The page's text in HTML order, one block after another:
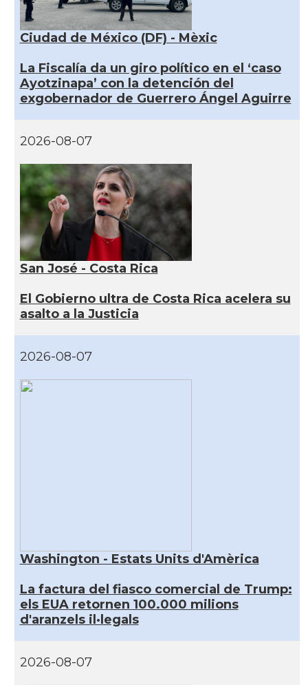
Ciudad de México (DF) - Mèxic
La Fiscalía da un giro político en el ‘caso
Ayotzinapa’ con la detención del
exgobernador de Guerrero Ángel Aguirre
2026-08-07
San José - Costa Rica
El Gobierno ultra de Costa Rica acelera su
asalto a la Justicia
2026-08-07
Washington - Estats Units d'Amèrica
La factura del fiasco comercial de Trump:
els EUA retornen 100.000 milions
d'aranzels il·legals
2026-08-07